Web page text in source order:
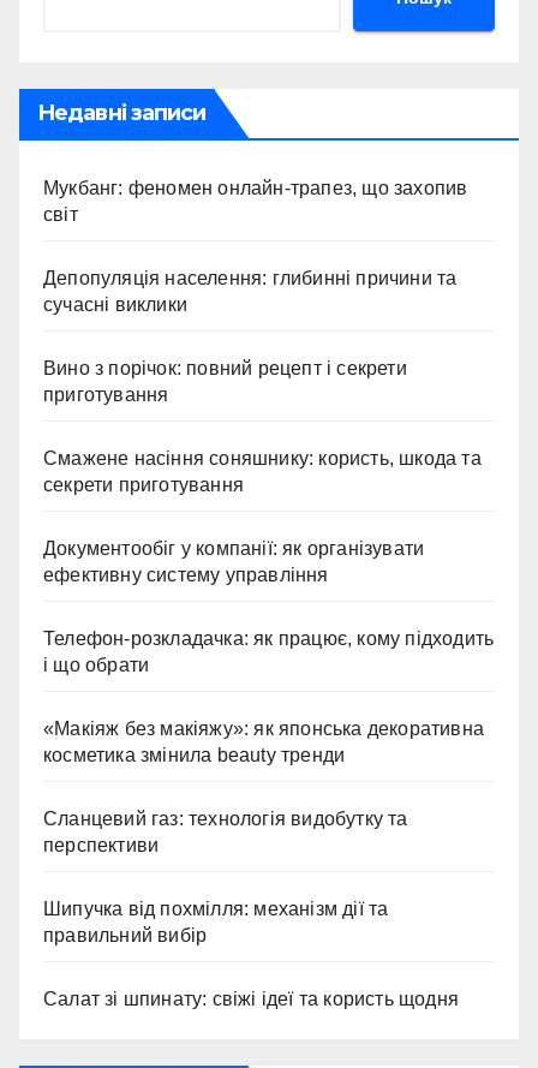
Недавні записи
Мукбанг: феномен онлайн-трапез, що захопив
світ
Депопуляція населення: глибинні причини та
сучасні виклики
Вино з порічок: повний рецепт і секрети
приготування
Смажене насіння соняшнику: користь, шкода та
секрети приготування
Документообіг у компанії: як організувати
ефективну систему управління
Телефон-розкладачка: як працює, кому підходить
і що обрати
«Макіяж без макіяжу»: як японська декоративна
косметика змінила beauty тренди
Сланцевий газ: технологія видобутку та
перспективи
Шипучка від похмілля: механізм дії та
правильний вибір
Салат зі шпинату: свіжі ідеї та користь щодня